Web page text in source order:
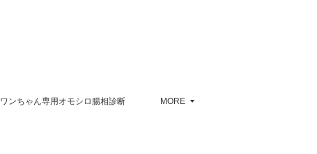
ワンちゃん専用オモシロ腸相診断 MORE